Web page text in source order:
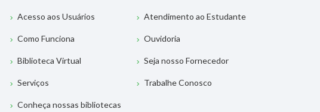
Acesso aos Usuários
Como Funciona
Biblioteca Virtual
Serviços
Conheça nossas bibliotecas
Atendimento ao Estudante
Ouvidoria
Seja nosso Fornecedor
Trabalhe Conosco